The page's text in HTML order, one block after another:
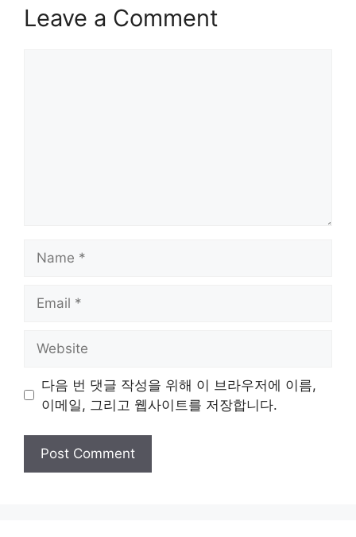
Leave a Comment
다음 번 댓글 작성을 위해 이 브라우저에 이름,
이메일, 그리고 웹사이트를 저장합니다.